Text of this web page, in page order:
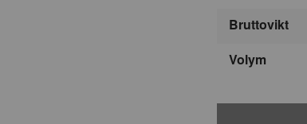
Bruttovikt
Volym